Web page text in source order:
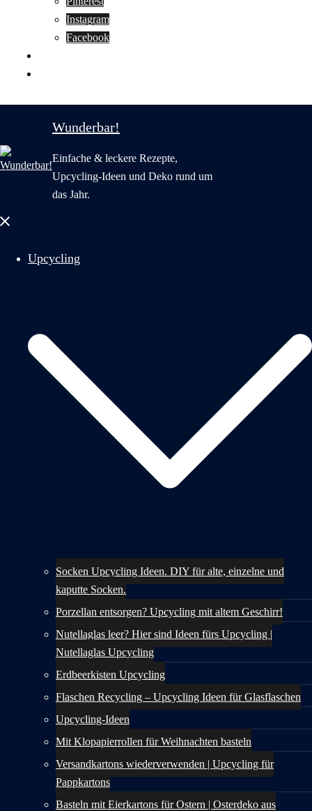
Instagram
Facebook
Wunderbar!
Einfache & leckere Rezepte,
Upcycling-Ideen und Deko rund um
das Jahr.
Menü
Upcycling
Socken Upcycling Ideen. DIY für alte, einzelne und
kaputte Socken.
Porzellan entsorgen? Upcycling mit altem Geschirr!
Nutellaglas leer? Hier sind Ideen fürs Upcycling |
Nutellaglas Upcycling
Erdbeerkisten Upcycling
Flaschen Recycling – Upcycling Ideen für Glasflaschen
Upcycling-Ideen
Mit Klopapierrollen für Weihnachten basteln
Versandkartons wiederverwenden | Upcycling für
Pappkartons
Basteln mit Eierkartons für Ostern | Osterdeko aus